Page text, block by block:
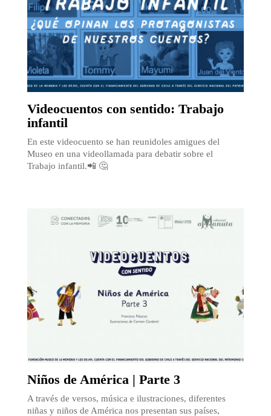
Videocuentos con sentido: Trabajo
infantil
En este videocuento se han reunidoles amigues del
Museo en una videollamada para debatir sobre el
Trabajo infantil.📲 🤔
Niños de América | Parte 3
A través de versos, música e ilustraciones, diferentes
niñas y niños de América nos presentan sus países,